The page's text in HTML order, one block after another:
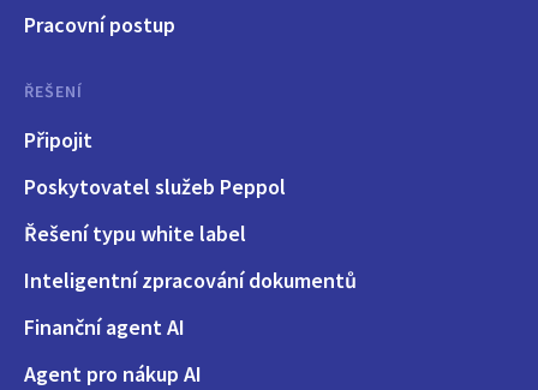
Pracovní postup
ŘEŠENÍ
Připojit
Poskytovatel služeb Peppol
Řešení typu white label
Inteligentní zpracování dokumentů
Finanční agent AI
Agent pro nákup AI